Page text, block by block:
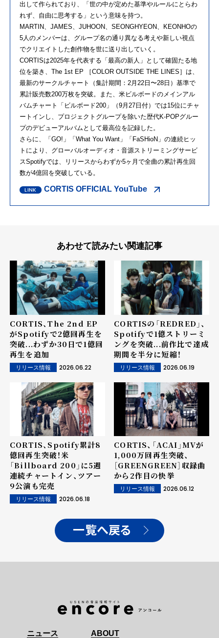
出して作られており、「世の中が定めた基準やルールにとらわ
れず、自由に思考する」という意味を持つ。
MARTIN、JAMES、JUHOON、SEONGHYEON、KEONHOの
5人のメンバーは、グループ名の通り異なる考えや新しい視点
でクリエイトした創作物を世に送り出していく。
CORTISは2025年を代表する「最高の新人」として確固たる地
位を築き、The 1st EP ［COLOR OUTSIDE THE LINES］は、
最新のサークルチャート（集計期間：2月22日〜28日）基準で
累計販売数200万枚を突破。また、米ビルボードのメインアル
バムチャート「ビルボード200」（9月27日付）では15位にチャ
ートインし、プロジェクトグループを除いた歴代K-POPグルー
プのデビューアルバムとして最高位を記録した。
さらに、「GO!」「What You Want」「FaSHioN」の連続ヒッ
トにより、グローバルオーディオ・音源ストリーミングサービ
スSpotifyでは、リリースからわずか5ヶ月で全曲の累計再生回
数が4億回を突破している。
CORTIS OFFICIAL YouTube
あわせて読みたい関連記事
CORTIS、The 2nd EP
がSpotifyで2億回再生を
突破...わずか30日で1億回
再生を追加
リリース情報 2026.06.22
CORTISの「REDRED」、
Spotifyで1億ストリーミ
ングを突破...前作比で達成
期間を半分に短縮！
リリース情報 2026.06.19
CORTIS、Spotify累計8
億回再生突破！米
「Billboard 200」に5週
連続チャートイン、ツアー
9公演も完売
リリース情報 2026.06.18
CORTIS、「ACAI」MVが
1,000万回再生突破、
［GREENGREEN］収録曲
から2作目の快挙
リリース情報 2026.06.12
一覧へ戻る
ニュース ABOUT